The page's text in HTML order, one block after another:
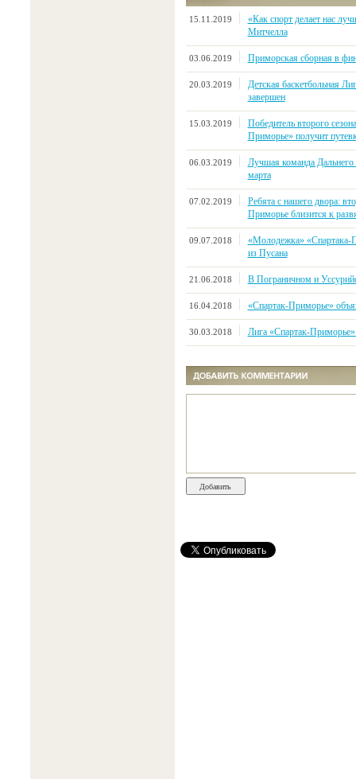
15.11.2019
«Как спорт делает нас
Митчелла
03.06.2019 Приморская сборная в
20.03.2019
Детская баскетбольная
завершен
15.03.2019
Победитель второго
Приморье» получит
06.03.2019
Лучшая команда
марта
07.02.2019
Ребята с нашего двора:
Приморье близится к
09.07.2018
«Молодежка» «Спартака-
из Пусана
21.06.2018 В Пограничном и
16.04.2018 «Спартак-Приморье»
30.03.2018 Лига «Спартак-